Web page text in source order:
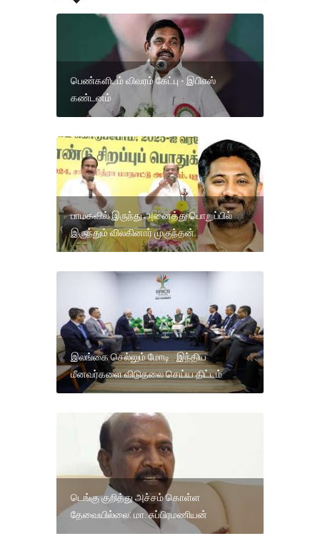
பெண்களிடம் விவரம் கேட்பு - இபிஎஸ்
கண்டனம்
பாமகவில் இருந்து அனைத்து பொறுப்பில்
இருந்தும் விலகினார் முகுந்தன்.
இலங்கை செல்லும் மோடி.. இந்திய
மீனவர்களை விடுதலை செய்ய திட்டம்
டெங்கு குறித்து அச்சம் கொள்ள
தேவையில்லை: மா. சுப்பிரமணியன்